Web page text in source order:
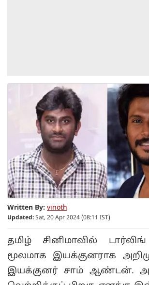
Written By: vinoth
Updated: Sat, 20 Apr 2024 (08:11 IST)
தமிழ் சினிமாவில்
மூலமாக இயக்குனராக
இயக்குனர் சாம் ஆண்டன்.